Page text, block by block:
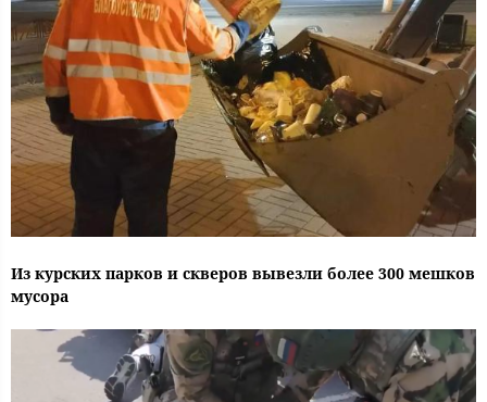
Из курских парков и скверов вывезли более 300 мешков
мусора